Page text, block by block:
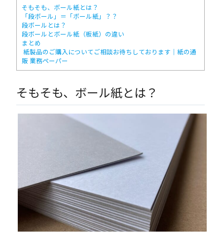
そもそも、ボール紙とは？
「段ボール」＝「ボール紙」？？
段ボールとは？
段ボールとボール紙（板紙）の違い
まとめ
紙製品のご購入についてご相談お待ちしております｜紙の通
販 業務ペーパー
そもそも、ボール紙とは？